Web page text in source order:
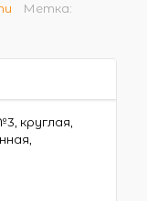
Метка:
круглая,